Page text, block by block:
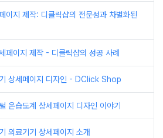
이지 제작: 디클릭샵의 전문성과 차별화된
페이지 제작 - 디클릭샵의 성공 사례
상세페이지 디자인 - DClick Shop
온습도계 상세페이지 디자인 이야기
의료기기 상세페이지 소개